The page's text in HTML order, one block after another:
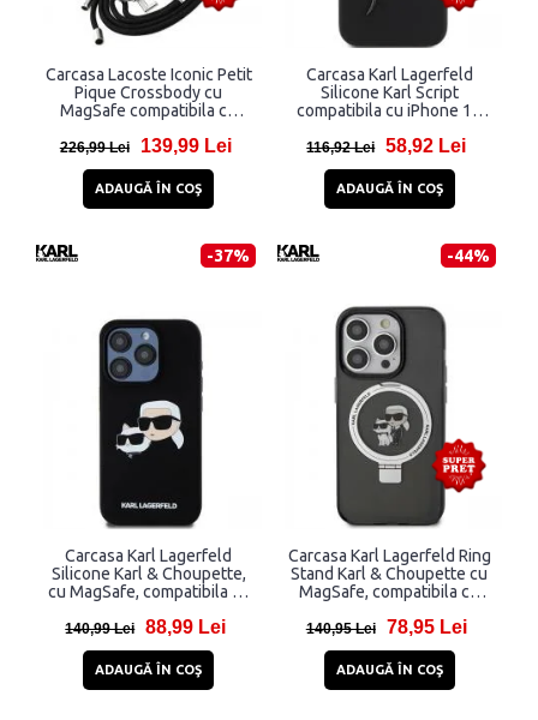
Carcasa Lacoste Iconic Petit
Pique Crossbody cu
MagSafe compatibila cu
226,99 Lei 139,99 Lei
ADAUGĂ ÎN COŞ
Carcasa Karl Lagerfeld
Silicone Karl Script
compatibila cu iPhone 15
116,92 Lei 58,92 Lei
ADAUGĂ ÎN COŞ
-37%
Carcasa Karl Lagerfeld
Silicone Karl & Choupette,
cu MagSafe, compatibila cu
140,99 Lei 88,99 Lei
ADAUGĂ ÎN COŞ
-44%
Carcasa Karl Lagerfeld Ring
Stand Karl & Choupette cu
MagSafe, compatibila cu
140,95 Lei 78,95 Lei
ADAUGĂ ÎN COŞ